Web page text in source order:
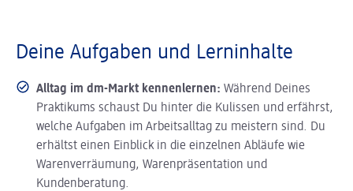
Deine Aufgaben und Lerninhalte
Alltag im dm-Markt kennenlernen: Während Deines
Praktikums schaust Du hinter die Kulissen und erfährst,
welche Aufgaben im Arbeitsalltag zu meistern sind. Du
erhältst einen Einblick in die einzelnen Abläufe wie
Warenverräumung, Warenpräsentation und
Kundenberatung.